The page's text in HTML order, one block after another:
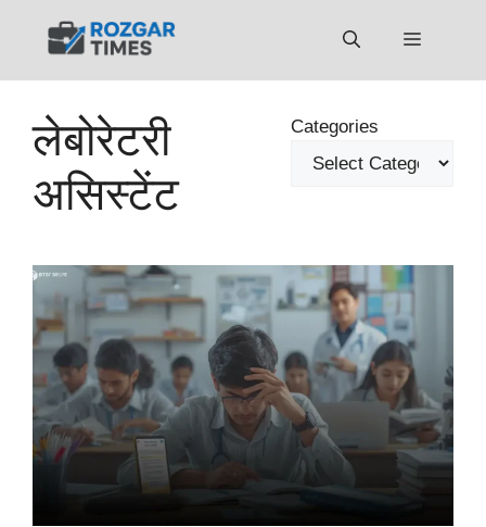
Menu
लेबोरेटरी
असिस्टेंट
Categories